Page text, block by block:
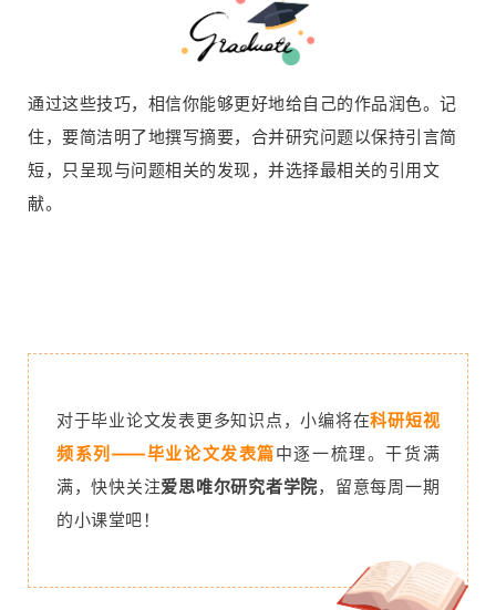
通过这些技巧，相信你能够更好地给自己的作品润色。记
住，要简洁明了地撰写摘要，合并研究问题以保持引言简
短，只呈现与问题相关的发现，并选择最相关的引用文
献。
对于毕业论文发表更多知识点，小编将在科研短视
频系列——毕业论文发表篇中逐一梳理。干货满
满，快快关注爱思唯尔研究者学院，留意每周一期
的小课堂吧！